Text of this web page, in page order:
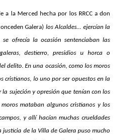
a la Merced hecha por los RRCC a don
Galera) los Alcaldes… ejercían la
ofrecía la ocasión sentenciaban las
destierro, presidios u horca o
delito. En una ocasión, como los moros
cristianos, lo uno por ser opuestos en la
sujeción y opresión que tenían con los
mataban algunos cristianos y los
y allí hacían muchas crueldades
justicia de la Villa de Galera puso mucho